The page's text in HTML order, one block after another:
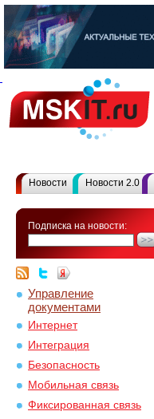
Новости Новости 2.0
Подписка на новости:
Управление
документами
Интернет
Интеграция
Безопасность
Мобильная связь
Фиксированная связь